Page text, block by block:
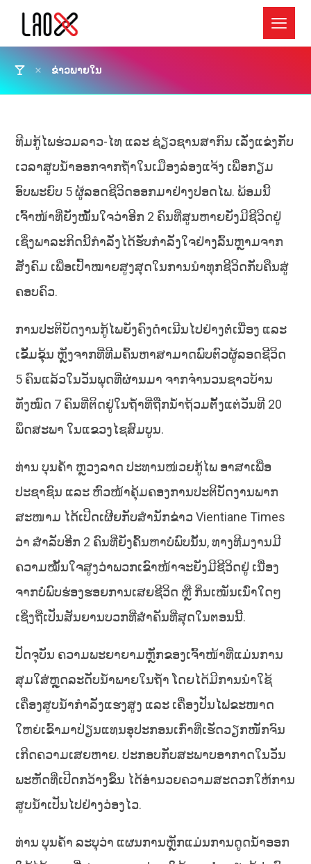
ຂ່າວພາຍໃນ
ທີມກູ້ໄພຮ່ວມລາວ-ໄທ ແລະ ຊ່ຽວຊານສາກົນ ເລັ່ງແຂ່ງກັບ
ເວລາສູບນ້ຳອອກຈາກຖ້ຳໃນເມືອງລ່ອງແຈ້ງ ເພື່ອກຽມ
ອົບພະຍົບ 5 ຜູ້ລອດຊີວິດອອກມາຢ່າງປອດໄພ. ພ້ອມນີ້
ເຈົ້າໜ້າທີ່ຍັງໝັ້ນໃຈວ່າອີກ 2 ຄົນທີ່ສູນຫາຍຍັງມີຊີວິດຢູ່
ເຊິ່ງພາລະກິດນີ້ກຳລັງໄດ້ຮັບກຳລັງໃຈຢ່າງລົ້ນຫຼາມຈາກ
ສັງຄົມ ເພື່ອເປົ້າໝາຍສູງສຸດໃນການນຳທຸກຊີວິດກັບຄືນສູ່
ຄອບຄົວ.
ການປະຕິບັດງານກູ້ໄພຍັງຄົງດຳເນີນໄປຢ່າງຕໍ່ເນື່ອງ ແລະ
ເຂັ້ມຂຸ້ນ ຫຼັງຈາກທີ່ທີມຄົ້ນຫາສາມາດພົບຕົວຜູ້ລອດຊີວິດ
5 ຄົນແລ້ວໃນວັນພຸດທີ່ຜ່ານມາ ຈາກຈຳນວນຊາວບ້ານ
ທັງໝົດ 7 ຄົນທີ່ຕິດຢູ່ໃນຖ້ຳທີ່ຖືກນ້ຳຖ້ວມຕັ້ງແຕ່ວັນທີ 20
ພຶດສະພາ ໃນແຂວງໄຊສົມບູນ.
ທ່ານ ບຸນຄ້ຳ ຫຼວງລາດ ປະທານໜ່ວຍກູ້ໄພ ອາສາເພື່ອ
ປະຊາຊົນ ແລະ ຫົວໜ້າຄຸ້ມຄອງການປະຕິບັດງານພາກ
ສະໜາມ ໄດ້ເປີດເຜີຍກັບສຳນັກຂ່າວ Vientiane Times
ວ່າ ສຳລັບອີກ 2 ຄົນທີ່ຍັງຄົ້ນຫາບໍ່ພົບນັ້ນ, ທາງທີມງານມີ
ຄວາມໝັ້ນໃຈສູງວ່າພວກເຂົາໜ້າຈະຍັງມີຊີວິດຢູ່ ເນື່ອງ
ຈາກບໍ່ພົບຮ່ອງຮອຍການເສຍຊີວິດ ຫຼື ກິ່ນເໝັນເນົ່າໃດໆ
ເຊິ່ງຖືເປັນສັນຍານບວກທີ່ສຳຄັນທີ່ສຸດໃນຕອນນີ້.
ປັດຈຸບັນ ຄວາມພະຍາຍາມຫຼັກຂອງເຈົ້າໜ້າທີ່ແມ່ນການ
ສຸມໃສ່ຫຼຸດລະດັບນ້ຳພາຍໃນຖ້ຳ ໂດຍໄດ້ມີການນຳໃຊ້
ເຄື່ອງສູບນ້ຳກຳລັງແຮງສູງ ແລະ ເຄື່ອງປັ່ນໄຟຂະໜາດ
ໃຫຍ່ເຂົ້າມາປ່ຽນແທນອຸປະກອນເກົ່າທີ່ເຮັດວຽກໜັກຈົນ
ເກີດຄວາມເສຍຫາຍ. ປະກອບກັບສະພາບອາກາດໃນວັນ
ພະຫັດທີ່ເປີດກວ້າງຂຶ້ນ ໄດ້ອຳນວຍຄວາມສະດວກໃຫ້ການ
ສູບນ້ຳເປັນໄປຢ່າງວ່ອງໄວ.
ທ່ານ ບຸນຄ້ຳ ລະບຸວ່າ ແຜນການຫຼັກແມ່ນການດູດນ້ຳອອກ